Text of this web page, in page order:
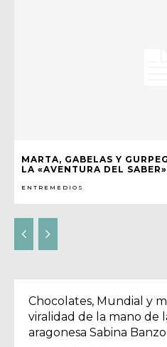
MARTA, GABELAS Y
LA «AVENTURA DEL
ENTREMEDIOS
Chocolates, Mundial y
viralidad de la mano de
aragonesa Sabina Banzo